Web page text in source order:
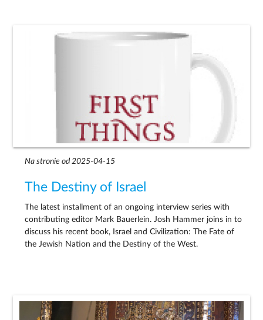
Na stronie od 2025-04-15
The Destiny of Israel
The latest installment of an ongoing interview series with
contributing editor Mark Bauerlein. Josh Hammer joins in to
discuss his recent book, Israel and Civilization: The Fate of
the Jewish Nation and the Destiny of the West.